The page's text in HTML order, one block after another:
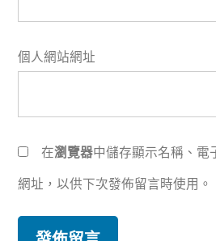
個人網站網址
在瀏覽器中儲存顯示名稱、電
網址，以供下次發佈留言時使用。